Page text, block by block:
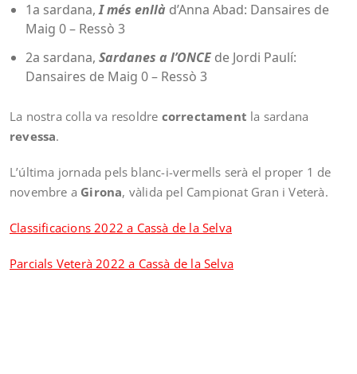
1a sardana,I més enllà d’Anna Abad: Dansaires de
Maig 0 – Ressò 3
2a sardana, Sardanes a l’ONCE de Jordi Paulí:
Dansaires de Maig 0 – Ressò 3
La nostra colla va resoldre correctament la sardana
revessa.
L’última jornada pels blanc-i-vermells serà el proper 1 de
novembre a Girona, vàlida pel Campionat Gran i Veterà.
Classificacions 2022 a Cassà de la Selva
Parcials Veterà 2022 a Cassà de la Selva